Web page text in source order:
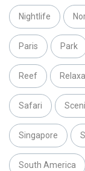
Nightlife
Paris Park
Reef
Safari
Singapore
South America